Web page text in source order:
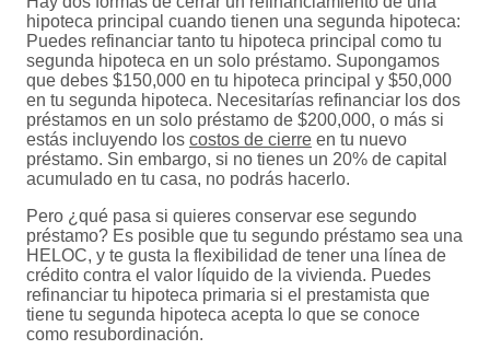
hipoteca principal cuando tienen una segunda hipoteca:
Puedes refinanciar tanto tu hipoteca principal como tu
segunda hipoteca en un solo préstamo. Supongamos
que debes $150,000 en tu hipoteca principal y $50,000
en tu segunda hipoteca. Necesitarías refinanciar los dos
préstamos en un solo préstamo de $200,000, o más si
estás incluyendo los costos de cierre en tu nuevo
préstamo. Sin embargo, si no tienes un 20% de capital
acumulado en tu casa, no podrás hacerlo.
Pero ¿qué pasa si quieres conservar ese segundo
préstamo? Es posible que tu segundo préstamo sea una
HELOC, y te gusta la flexibilidad de tener una línea de
crédito contra el valor líquido de la vivienda. Puedes
refinanciar tu hipoteca primaria si el prestamista que
tiene tu segunda hipoteca acepta lo que se conoce
como resubordinación.